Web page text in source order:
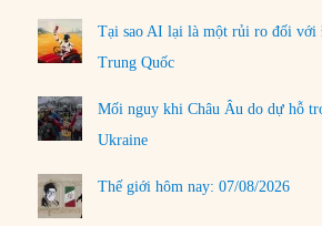
Tại sao AI lại là một rủi ro đối với
Trung Quốc
Mối nguy khi Châu Âu do dự hỗ
Ukraine
Thế giới hôm nay: 07/08/2026